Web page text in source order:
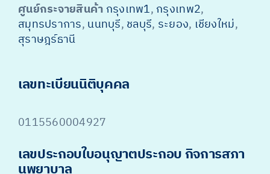
ศูนย์กระจายสินค้า กรุงเทพ1, กรุงเทพ2,
สมุทรปราการ, นนทบุรี, ชลบุรี, ระยอง, เชียงใหม่,
สุราษฎร์ธานี
เลขทะเบียนนิติบุคคล
0115560004927
เลขประกอบใบอนุญาตประกอบ กิจการสภา